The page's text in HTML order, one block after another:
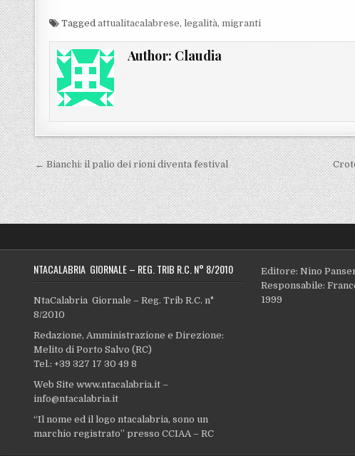
Taggedattualitacalabrese, legalità, migranti
Author: Claudia
Navigazione articoli
← Bianchi: il palio dei rioni diventa festival
NTACALABRIA GIORNALE – REG. TRIB R.C. N° 8/2010
NtaCalabria Giornale – Reg. Trib R.C. n°
8/2010
Redazione, Amministrazione e Direzione:
Melito di Porto Salvo (RC)
Tel.: +39 327 17 30 49 8
Web Site www.ntacalabria.it –
info@ntacalabria.it
“Il nome ed il logo ntacalabria, sono un
marchio registrato” presso CCIAA – RC
Editore: Nino
Responsabile:
1999